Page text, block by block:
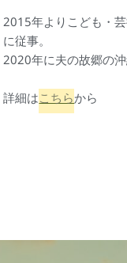
2015年よりこども・
に従事。
2020年に夫の故郷の
詳細はこちらから